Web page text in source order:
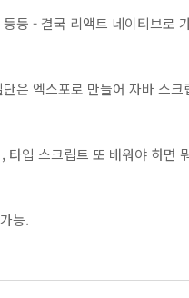
등 - 결국 리액트 네이티브로
은 엑스포로 만들어 자바 스
입 스크립트 또 배워야 하면
능.